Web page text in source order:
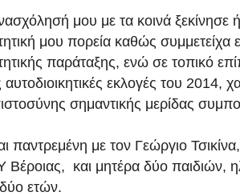
μου με τα κοινά ξεκίνησε
μου πορεία καθώς συμμετείχα
παράταξης, ενώ σε τοπικό
αυτοδιοικητικές εκλογές του 2014,
σημαντικής μερίδας
παντρεμένη με τον Γεώργιο
και μητέρα δύο παιδιών,
ετών.